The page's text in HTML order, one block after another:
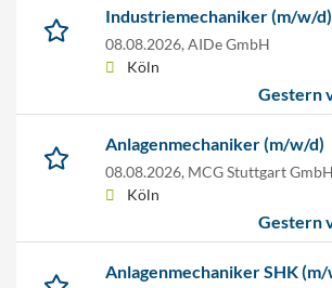
Industriemechaniker (m/w/d)
08.08.2026, AIDe GmbH
Köln
Gestern
Anlagenmechaniker (m/w/d)
08.08.2026, MCG Stuttgart GmbH
Köln
Gestern
Anlagenmechaniker SHK